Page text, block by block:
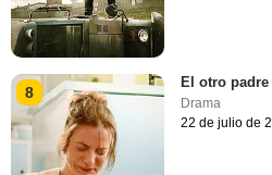
8
El otro padre
Drama
22 de julio de